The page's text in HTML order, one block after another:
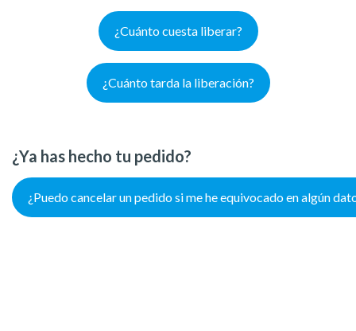
¿Cuánto cuesta liberar?
¿Cuánto tarda la liberación?
¿Ya has hecho tu pedido?
¿Puedo cancelar un pedido si me he equivocado en algún